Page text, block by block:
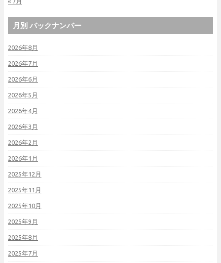
月別 バックナンバー
2026年8月
2026年7月
2026年6月
2026年5月
2026年4月
2026年3月
2026年2月
2026年1月
2025年12月
2025年11月
2025年10月
2025年9月
2025年8月
2025年7月